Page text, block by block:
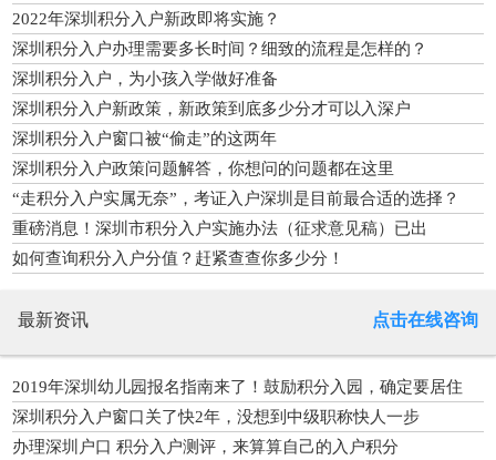
2022年深圳积分入户新政即将实施？
深圳积分入户办理需要多长时间？细致的流程是怎样的？
深圳积分入户，为小孩入学做好准备
深圳积分入户新政策，新政策到底多少分才可以入深户
深圳积分入户窗口被“偷走”的这两年
深圳积分入户政策问题解答，你想问的问题都在这里
“走积分入户实属无奈”，考证入户深圳是目前最合适的选择？
重磅消息！深圳市积分入户实施办法（征求意见稿）已出
如何查询积分入户分值？赶紧查查你多少分！
最新资讯 点击在线咨询
2019年深圳幼儿园报名指南来了！鼓励积分入园，确定要居住
证！
深圳积分入户窗口关了快2年，没想到中级职称快人一步
办理深圳户口 积分入户测评，来算算自己的入户积分